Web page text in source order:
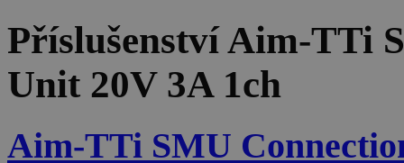
PříslušenstvíAim-TTi
Unit 20V 3A 1ch
Aim-TTi SMU